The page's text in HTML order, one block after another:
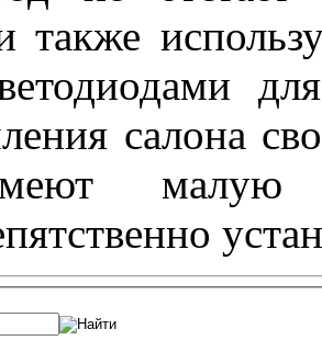
также
салона
малую